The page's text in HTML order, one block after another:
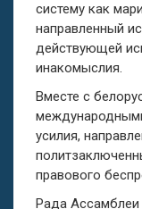
систему как
направленный
действующей
инакомыслия.
Вместе с
усилия,
правового
Рада Ассамблеи